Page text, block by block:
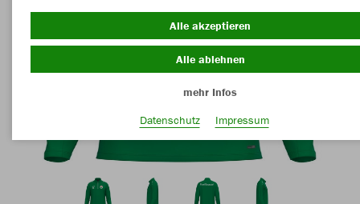
Alle akzeptieren
Alle ablehnen
mehr Infos
Datenschutz
Impressum